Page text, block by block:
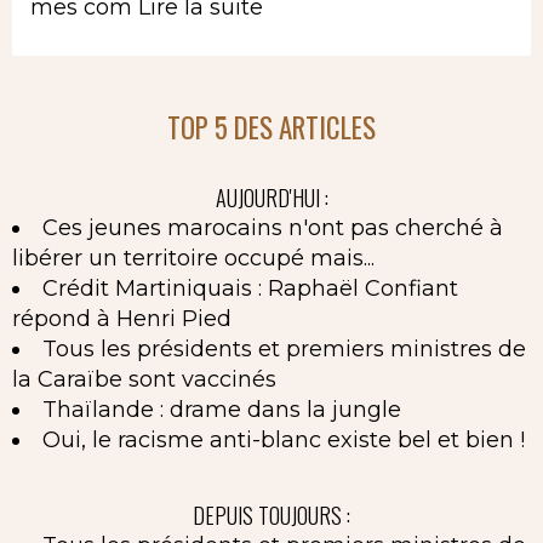
mes com Lire la suite
TOP 5 DES ARTICLES
AUJOURD'HUI :
Ces jeunes marocains n'ont pas cherché à
libérer un territoire occupé mais...
Crédit Martiniquais : Raphaël Confiant
répond à Henri Pied
Tous les présidents et premiers ministres de
la Caraïbe sont vaccinés
Thaïlande : drame dans la jungle
Oui, le racisme anti-blanc existe bel et bien !
DEPUIS TOUJOURS :